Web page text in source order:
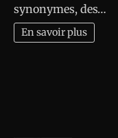
synonymes, des…
En savoir plus